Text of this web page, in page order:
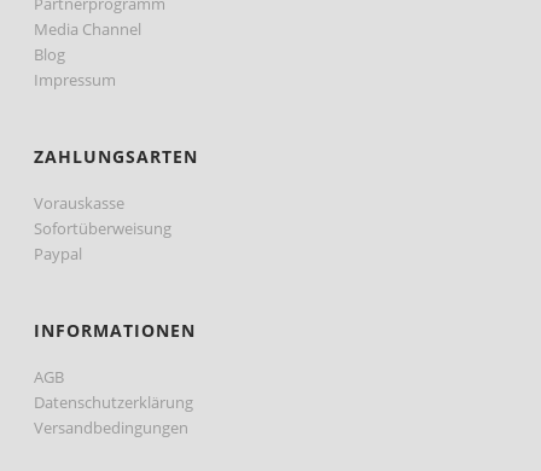
Media Channel
Blog
Impressum
ZAHLUNGSARTEN
Vorauskasse
Sofortüberweisung
Paypal
INFORMATIONEN
AGB
Datenschutzerklärung
Versandbedingungen